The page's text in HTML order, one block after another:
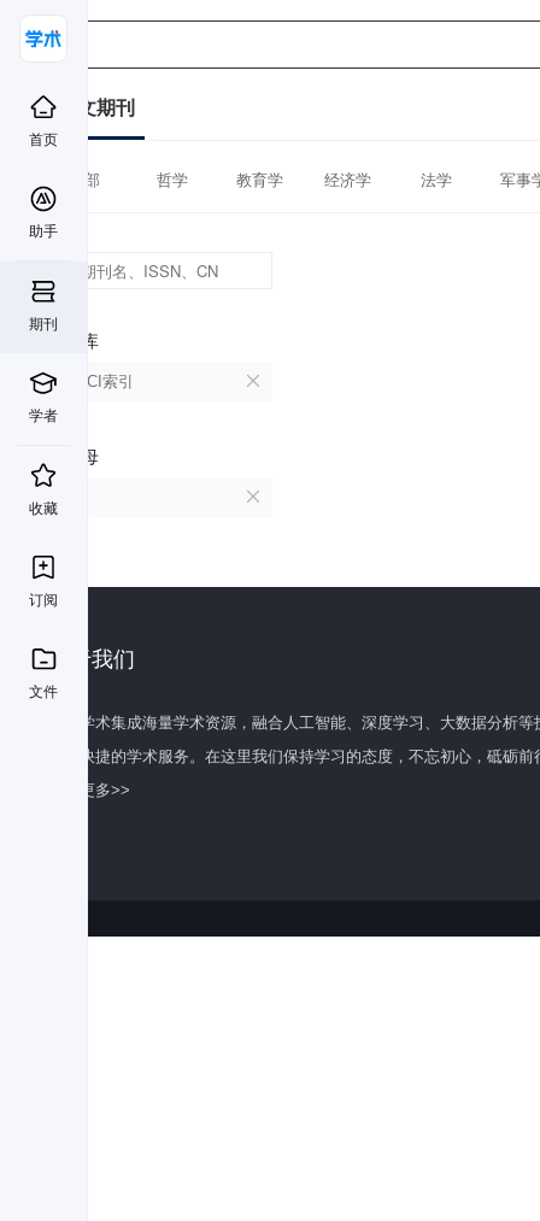
首页
助手
期刊
学者
收藏
订阅
文件
中文期刊
全部 哲学 教育学 经济学 法学 军事
数据库
CSSCI索引
首字母
关于我们
百度学术集成海量学术资源，融合人工智能、深度学习、大数据分析
全面快捷的学术服务。在这里我们保持学习的态度，不忘初心，砥砺前
了解更多>>